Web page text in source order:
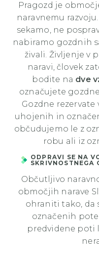
Pragozd je
naravnemu
sekamo, ne
nabiramo gozdnih
živali. Življenje v
naravi, človek
bodite na dve
označujete
Gozdne
uhojenih in
občudujemo le z
robu ali iz
ODPRAVI SE NA
SKRIVNOSTNEGA
Občutljivo
območjih narave
ohraniti tako, da
označenih
predvidene poti